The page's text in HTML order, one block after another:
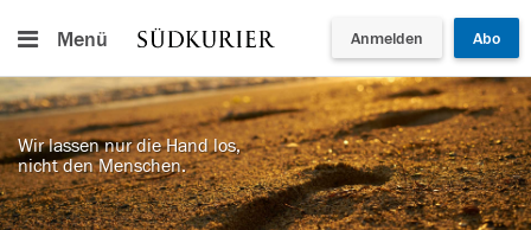
Menü Anmelden Abo
Wir lassen nur die Hand los,
nicht den Menschen.